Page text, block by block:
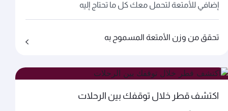
إضافي للأمتعة لتحمل معك كل ما تحتاج إليه
تحقق من وزن الأمتعة المسموح به
اكتشف قطر خلال توقفك بين الرحلات